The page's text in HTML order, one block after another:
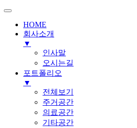
HOME
회사소개
▼
인사말
오시는길
포트폴리오
▼
전체보기
주거공간
의료공간
기타공간